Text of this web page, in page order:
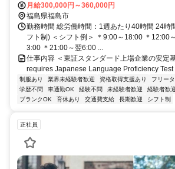
（福島交通）徒歩約25分、福島交通飯坂線 上
水駅・泉駅より車で5分
月給300,000円～360,000円
福島県福島市
勤務時間 総労働時間：1週あたり40時間 24時
フト制) ＜シフト例＞ ＊9:00～18:00 ＊12:00
3:00 ＊21:00～翌6:00 ...
仕事内容 ＜東証スタンダード上場企業の安定
requires Japanese Language Proficiency
制服あり 業界未経験者歓迎 資格取得支援あり フリー
学歴不問
車通勤OK 経験不問 未経験者歓迎 経験者歓
ブランクOK
育休あり 交通費支給 長期歓迎 シフト制
正社員